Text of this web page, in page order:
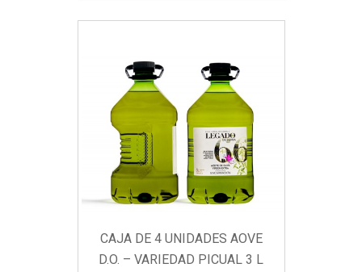
CAJA DE 4 UNIDADES AOVE
D.O. – VARIEDAD PICUAL 3 L